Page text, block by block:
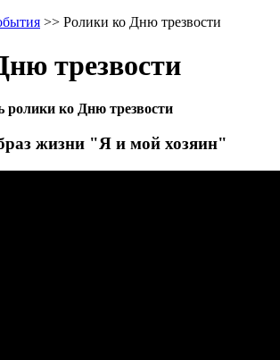
>> Ролики ко Дню трезвости
трезвости
ролики ко Дню трезвости
жизни "Я и мой хозяин"